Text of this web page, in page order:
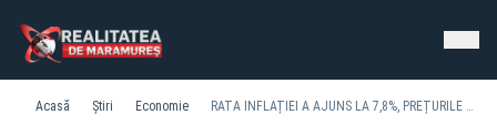
Acasă Știri Economie RATA INFLAȚIEI A AJUNS LA 7,8%, PREȚURILE EXPLODEAZĂ